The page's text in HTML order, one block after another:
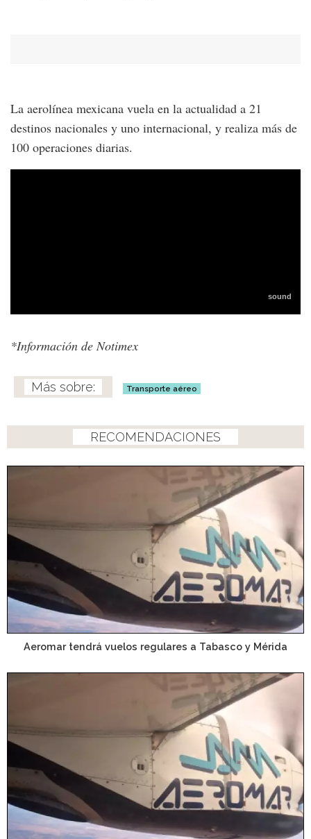
La aerolínea mexicana vuela en la actualidad a 21
destinos nacionales y uno internacional, y realiza más de
100 operaciones diarias.
*Información de Notimex
Transporte aéreo
RECOMENDACIONES
Aeromar tendrá vuelos regulares a Tabasco y Mérida